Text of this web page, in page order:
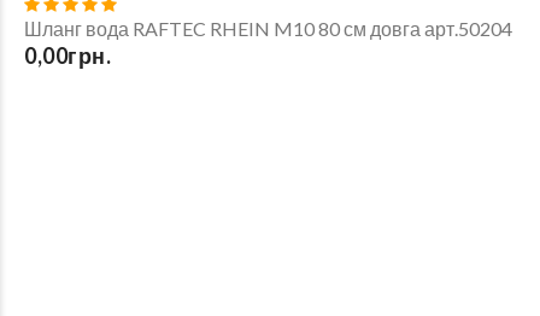
Шланг вода RAFTEC RHEIN M10 80 см довга арт.50204
0,00грн.